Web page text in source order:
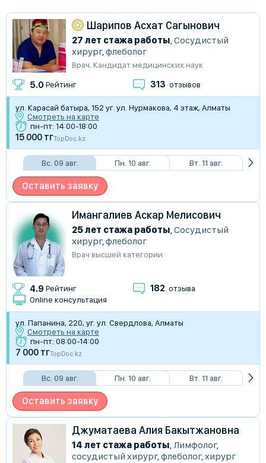
Шарипов Асхат Сагынович
27 лет стажа работы,Сосудистый
хирург,флеболог
Врач, Кандидат медицинских наук
5.0 Рейтинг 313 отзывов
ул. Карасай батыра, 152 уг. ул. Нурмакова, 4 этаж, Алматы
Смотреть на карте
пн-пт: 14:00-18:00
15 000 тгTopDoc.kz
Вс. 09 авг. Пн. 10 авг. Вт. 11 авг.
Оставить заявку
Имангалиев Аскар Мелисович
25 лет стажа работы,Сосудистый
хирург,флеболог
Врач высшей категории
4.9 Рейтинг 182 отзыва
Online консультация
ул. Папанина, 220, уг. ул. Свердлова, Алматы
Смотреть на карте
пн-пт: 08:00-14:00
7 000 тгTopDoc.kz
Вс. 09 авг. Пн. 10 авг. Вт. 11 авг.
Оставить заявку
Джуматаева Алия Бакытжановна
14 лет стажа работы,Лимфолог,
сосудистый хирург,флеболог,хирург